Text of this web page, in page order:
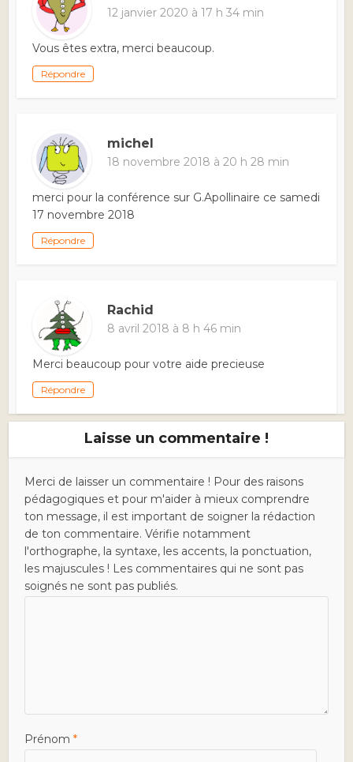
12 janvier 2020 à 17 h 34 min
Vous êtes extra, merci beaucoup.
Répondre
michel
18 novembre 2018 à 20 h 28 min
merci pour la conférence sur G.Apollinaire ce samedi
17 novembre 2018
Répondre
Rachid
8 avril 2018 à 8 h 46 min
Merci beaucoup pour votre aide precieuse
Répondre
Laisse un commentaire !
Merci de laisser un commentaire ! Pour des raisons
pédagogiques et pour m'aider à mieux comprendre
ton message, il est important de soigner la rédaction
de ton commentaire. Vérifie notamment
l'orthographe, la syntaxe, les accents, la ponctuation,
les majuscules ! Les commentaires qui ne sont pas
soignés ne sont pas publiés.
Prénom*